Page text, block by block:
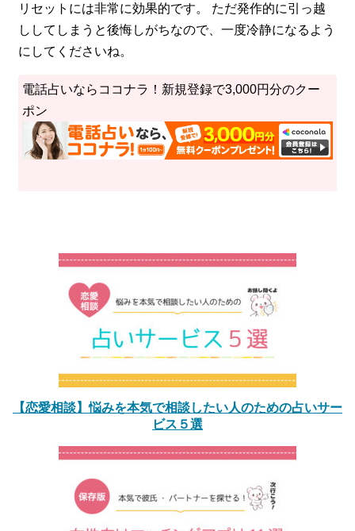
リセットには非常に効果的です。 ただ発作的に引っ越
ししてしまうと後悔しがちなので、一度冷静になるよう
にしてくださいね。
電話占いならココナラ！新規登録で3,000円分のクー
ポン
【恋愛相談】悩みを本気で相談したい人のための占いサー
ビス５選